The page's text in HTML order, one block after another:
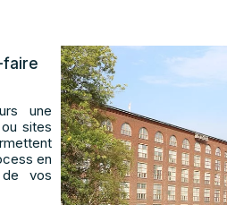
faire
une
sites
en
vos